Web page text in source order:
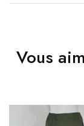
Vous